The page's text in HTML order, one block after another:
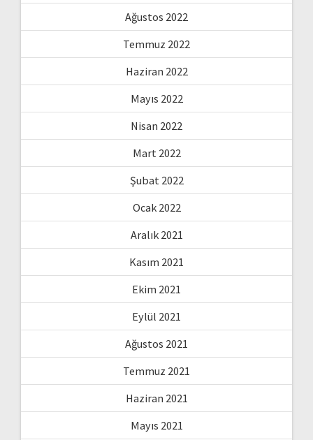
Ağustos 2022
Temmuz 2022
Haziran 2022
Mayıs 2022
Nisan 2022
Mart 2022
Şubat 2022
Ocak 2022
Aralık 2021
Kasım 2021
Ekim 2021
Eylül 2021
Ağustos 2021
Temmuz 2021
Haziran 2021
Mayıs 2021